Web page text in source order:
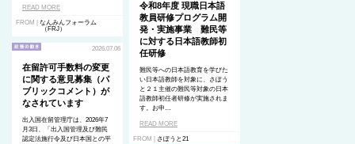
READ MORE
FROM | なんみんフォーラム
（FRJ）
令和8年度 現職日本語
教員研修プログラム開
発・実施事業 難民等
に対する日本語教師初
任研修
難民等への日本語教育を学びた
い日本語教師を対象に、さぽう
と２１主催の難民等対象の日本
語教師初任者研修が実施されま
す。お申…
READ MORE
FROM | さぽうと21
2026.07.06
在留許可手数料の変更
に関する意見募集（パ
ブリックコメント）が
なされています
出入国在留管理庁は、2026年7
月3日、「出入国管理及び難民
認定法施行令及び日本国との平